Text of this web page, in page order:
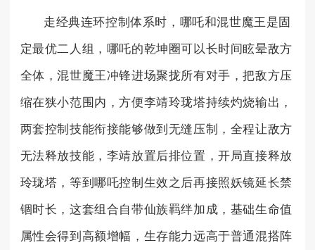
走经典连环控制体系时，哪吒和混世魔王是固
定最优二人组，哪吒的乾坤圈可以长时间眩晕敌方
全体，混世魔王冲锋进场聚拢所有对手，把敌方压
缩在狭小范围内，方便李靖玲珑塔持续灼烧输出，
两套控制技能衔接能够做到无缝压制，全程让敌方
无法释放技能，李靖放置后排位置，开局直接释放
玲珑塔，等到哪吒控制生效之后再接照妖镜延长禁
锢时长，这套组合自带仙族羁绊加成，基础生命值
属性会得到高额增幅，生存能力远高于普通混搭阵